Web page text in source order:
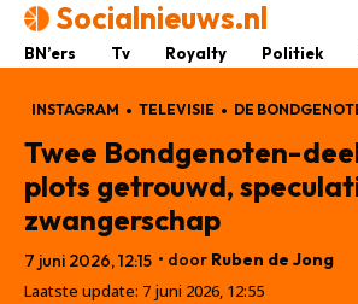
Socialnieuws.nl
BN’ers Tv Royalty Politiek
INSTAGRAM TELEVISIE DE
Twee Bondgenoten-
plots getrouwd,
zwangerschap
7 juni 2026, 12:15 • door Ruben de Jong
Laatste update: 7 juni 2026, 12:55